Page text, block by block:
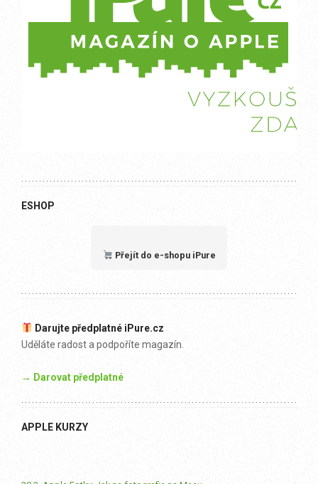
ESHOP
Přejít do e-shopu iPure
Darujte předplatné iPure.cz
Uděláte radost a podpoříte magazín.
→ Darovat předplatné
APPLE KURZY